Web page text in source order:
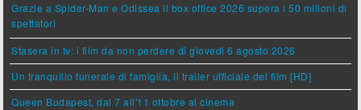
Grazie a Spider-Man e Odissea il box office 2026 supera i 50 milioni di
spettatori
Stasera in tv: i film da non perdere di giovedì 6 agosto 2026
Un tranquillo funerale di famiglia, il trailer ufficiale del film [HD]
Queen Budapest, dal 7 all'11 ottobre al cinema